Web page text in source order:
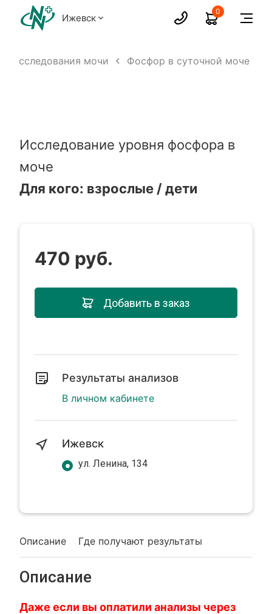
Ижевск
0
Исследования мочи Фосфор в суточной моче
Исследование уровня фосфора в
моче
Для кого: взрослые / дети
Описание Где получают результаты
Описание
Даже если вы оплатили анализы через
470 руб.
Добавить в заказ
Результаты анализов
В личном кабинете
Ижевск
ул. Ленина, 134